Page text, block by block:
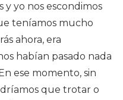
y yo nos escondimos
teníamos mucho
ahora, era
habían pasado nada
ese momento, sin
que trotar o